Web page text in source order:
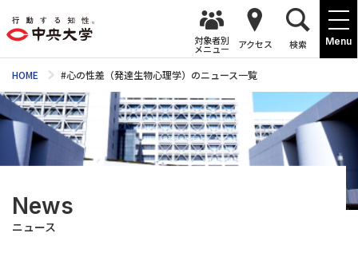
Menu
対象者別
メニュー アクセス 検索
HOME #心の性差（発達生物心理学）のニュース一覧
News
ニュース